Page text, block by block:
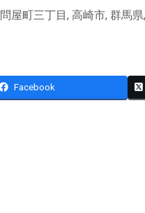
問屋町三丁目, 高崎市, 群馬県
Facebook